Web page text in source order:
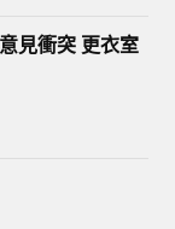
見衝突 更衣室